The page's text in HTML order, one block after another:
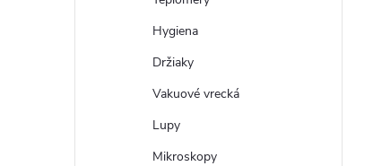
Hygiena
Držiaky
Vakuové vrecká
Lupy
Mikroskopy